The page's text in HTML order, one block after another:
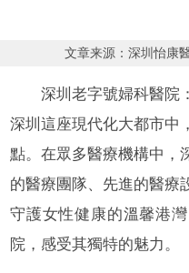
文章来源：深圳怡康
深圳老字號婦科醫院
深圳這座現代化大都市中
點。在眾多醫療機構中，
的醫療團隊、先進的醫療
守護女性健康的溫馨港
院，感受其獨特的魅力。